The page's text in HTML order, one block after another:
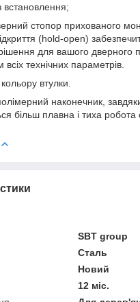
встановлення;
стопор прихованого
(hold-open)
для вашого дверного
технічних параметрів.
втулки.
наконечник,
більш плавна і тиха робота
SBT group
Сталь
Новий
12 міс.